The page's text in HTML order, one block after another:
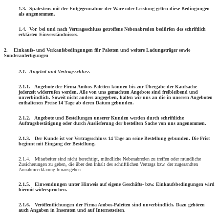
1.3. Spätestens mit der Entgegennahme der Ware oder Leistung gelten diese Bedingungen
als angenommen.
1.4. Vor, bei und nach Vertragsschluss getroffene Nebenabreden bedürfen des schriftlich
erklärten Einverständnisses.
2. Einkaufs- und Verkaufsbedingungen für Paletten und weitere Ladungsträger sowie
Sonderanfertigungen
2.1. Angebot und Vertragsschluss
2.1.1. Angebote der Firma Ambos-Paletten können bis zur Übergabe der Kaufsache
jederzeit widerrufen werden. Alle von uns gemachten Angebote sind freibleibend und
unverbindlich. Soweit nicht anders angegeben, halten wir uns an die in unseren Angeboten
enthaltenen Preise 14 Tage ab deren Datum gebunden.
2.1.2. Angebote und Bestellungen unserer Kunden werden durch schriftliche
Auftragsbestätigung oder durch Auslieferung der bestellten Sache von uns angenommen.
2.1.3. Der Kunde ist vor Vertragsschluss 14 Tage an seine Bestellung gebunden. Die Frist
beginnt mit Eingang der Bestellung.
2.1.4. Mitarbeiter sind nicht berechtigt, mündliche Nebenabreden zu treffen oder mündliche
Zusicherungen zu geben, die über den Inhalt des schrift­lichen Vertrags bzw. der zugesandten
Annahmeerklärung hinausgehen.
2.1.5. Einwendungen unter Hinweis auf eigene Geschäfts- bzw. Einkaufsbedingungen wird
hiermit widersprochen.
2.1.6. Veröffentlichungen der Firma Ambos-Paletten sind unverbindlich. Dazu gehören
auch Angaben in Inseraten und auf Internetseiten.